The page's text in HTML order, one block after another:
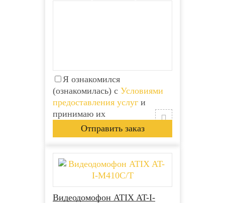
Я ознакомился
(ознакомилась) с Условиями
предоставления услуг и
принимаю их
Видеодомофон ATIX AT-I-